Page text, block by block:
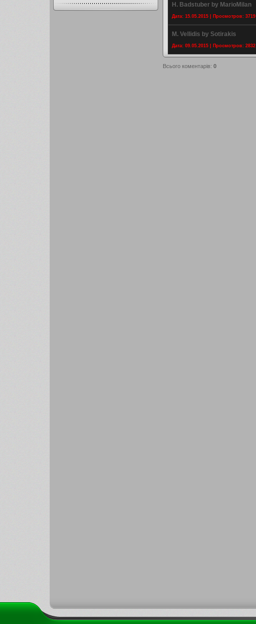
H. Badstuber by MarioMilan
Дата: 15.05.2015 | Просмотров: 3719
M. Vellidis by Sotirakis
Дата: 09.05.2015 | Просмотров: 2832
Всього коментарів: 0